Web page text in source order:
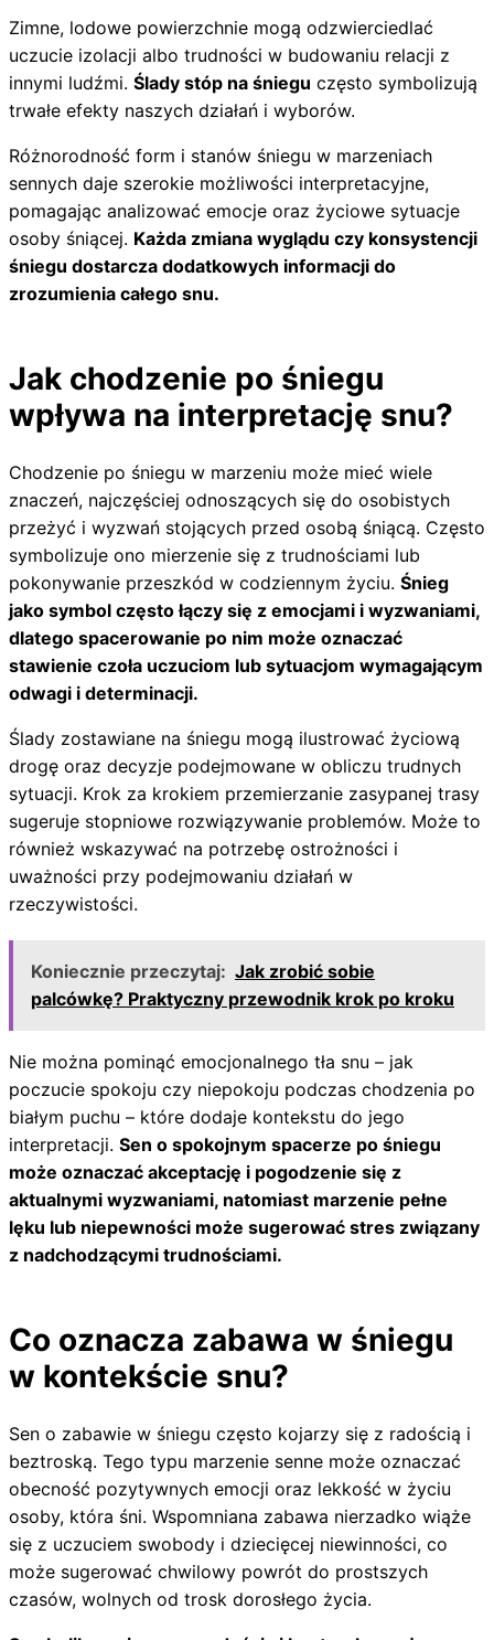
Zimne, lodowe powierzchnie mogą odzwierciedlać
uczucie izolacji albo trudności w budowaniu relacji z
innymi ludźmi. Ślady stóp na śniegu często symbolizują
trwałe efekty naszych działań i wyborów.
Różnorodność form i stanów śniegu w marzeniach
sennych daje szerokie możliwości interpretacyjne,
pomagając analizować emocje oraz życiowe sytuacje
osoby śniącej. Każda zmiana wyglądu czy konsystencji
śniegu dostarcza dodatkowych informacji do
zrozumienia całego snu.
Jak chodzenie po śniegu
wpływa na interpretację snu?
Chodzenie po śniegu w marzeniu może mieć wiele
znaczeń, najczęściej odnoszących się do osobistych
przeżyć i wyzwań stojących przed osobą śniącą. Często
symbolizuje ono mierzenie się z trudnościami lub
pokonywanie przeszkód w codziennym życiu. Śnieg
jako symbol często łączy się z emocjami i wyzwaniami,
dlatego spacerowanie po nim może oznaczać
stawienie czoła uczuciom lub sytuacjom wymagającym
odwagi i determinacji.
Ślady zostawiane na śniegu mogą ilustrować życiową
drogę oraz decyzje podejmowane w obliczu trudnych
sytuacji. Krok za krokiem przemierzanie zasypanej trasy
sugeruje stopniowe rozwiązywanie problemów. Może to
również wskazywać na potrzebę ostrożności i
uważności przy podejmowaniu działań w
rzeczywistości.
Koniecznie przeczytaj: Jak zrobić sobie
palcówkę? Praktyczny przewodnik krok po kroku
Nie można pominąć emocjonalnego tła snu – jak
poczucie spokoju czy niepokoju podczas chodzenia po
białym puchu – które dodaje kontekstu do jego
interpretacji. Sen o spokojnym spacerze po śniegu
może oznaczać akceptację i pogodzenie się z
aktualnymi wyzwaniami, natomiast marzenie pełne
lęku lub niepewności może sugerować stres związany
z nadchodzącymi trudnościami.
Co oznacza zabawa w śniegu
w kontekście snu?
Sen o zabawie w śniegu często kojarzy się z radością i
beztroską. Tego typu marzenie senne może oznaczać
obecność pozytywnych emocji oraz lekkość w życiu
osoby, która śni. Wspomniana zabawa nierzadko wiąże
się z uczuciem swobody i dziecięcej niewinności, co
może sugerować chwilowy powrót do prostszych
czasów, wolnych od trosk dorosłego życia.